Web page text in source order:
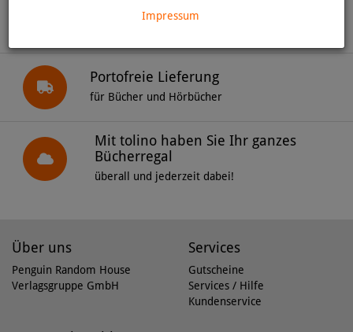
Impressum
Online bestellen
Portofreie Lieferung
für Bücher und Hörbücher
Mit tolino haben Sie Ihr ganzes
Bücherregal
überall und jederzeit dabei!
Über uns
Penguin Random House
Verlagsgruppe GmbH
Services
Gutscheine
Services / Hilfe
Kundenservice